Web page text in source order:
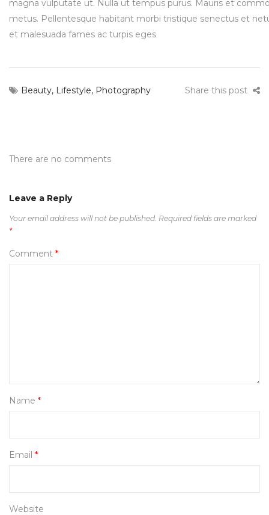
magna vulputate ut. Nulla ut tempus purus. Mauris et
metus. Pellentesque habitant morbi tristique senectus et
et malesuada fames ac turpis eges
Beauty, Lifestyle, Photography Share this post
There are no comments
Leave a Reply
Your email address will not be published. Required fields are marked
*
Comment *
Name *
Email *
Website